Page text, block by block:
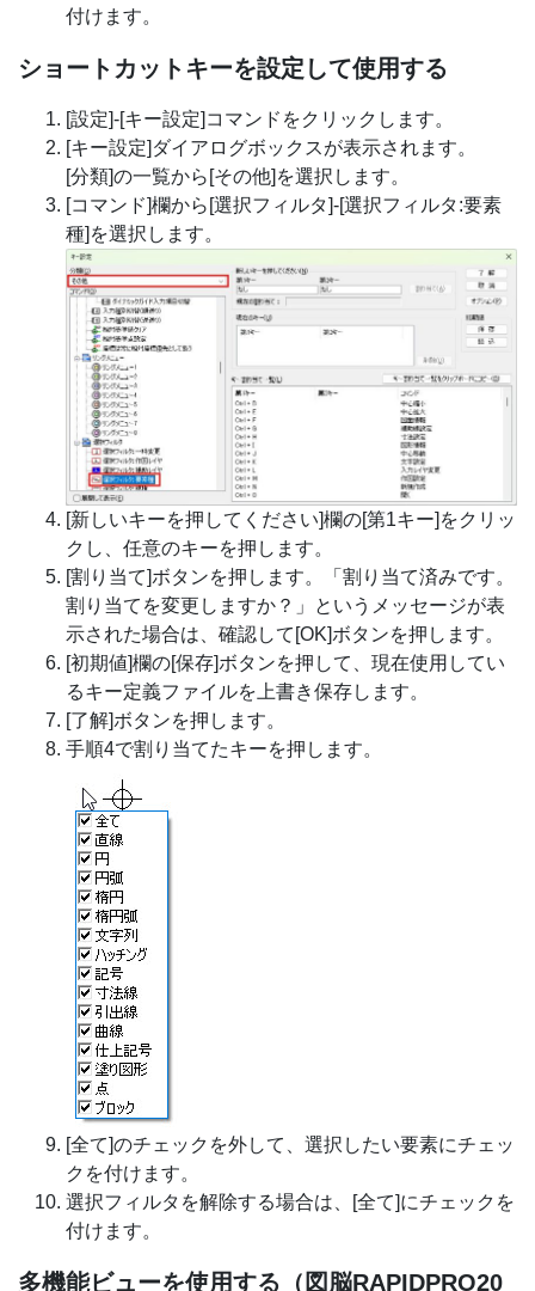
付けます。
ショートカットキーを設定して使用する
[設定]-[キー設定]コマンドをクリックします。
[キー設定]ダイアログボックスが表示されます。
[分類]の一覧から[その他]を選択します。
[コマンド]欄から[選択フィルタ]-[選択フィルタ:要素
種]を選択します。
[新しいキーを押してください]欄の[第1キー]をクリッ
クし、任意のキーを押します。
[割り当て]ボタンを押します。「割り当て済みです。
割り当てを変更しますか？」というメッセージが表
示された場合は、確認して[OK]ボタンを押します。
[初期値]欄の[保存]ボタンを押して、現在使用してい
るキー定義ファイルを上書き保存します。
[了解]ボタンを押します。
手順4で割り当てたキーを押します。
[全て]のチェックを外して、選択したい要素にチェッ
クを付けます。
選択フィルタを解除する場合は、[全て]にチェックを
付けます。
多機能ビューを使用する（図脳RAPIDPRO20